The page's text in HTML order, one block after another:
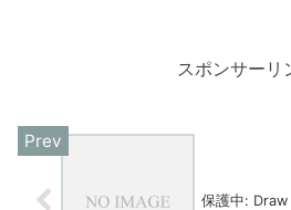
スポンサーリ
保護中: Draw